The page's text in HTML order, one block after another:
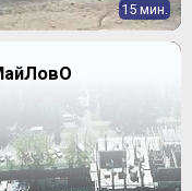
15 мин.